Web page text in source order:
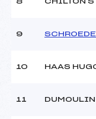
Ouvreurs D :
Météo :
Nombre de
8 CHILTON
9
10 HAAS
11